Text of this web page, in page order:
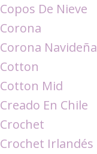
Copos De Nieve
Corona
Corona Navideña
Cotton
Cotton Mid
Creado En Chile
Crochet
Crochet Irlandés